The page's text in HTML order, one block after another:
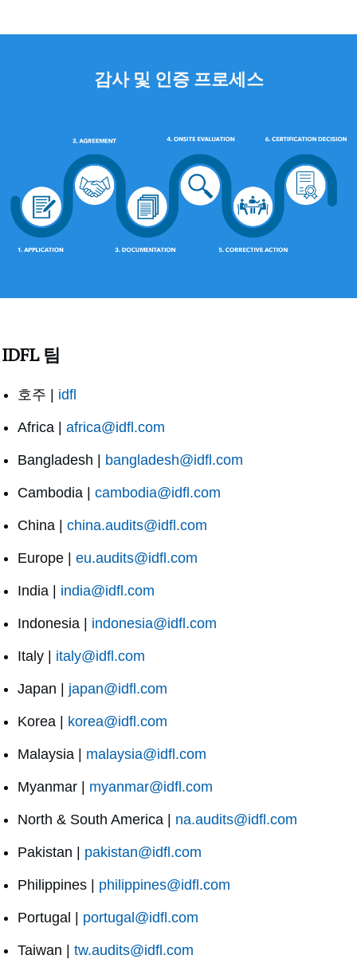
감사 및 인증 프로세스
IDFL 팀
호주 | idfl
Africa | africa@idfl.com
Bangladesh | bangladesh@idfl.com
Cambodia | cambodia@idfl.com
China | china.audits@idfl.com
Europe | eu.audits@idfl.com
India | india@idfl.com
Indonesia | indonesia@idfl.com
Italy | italy@idfl.com
Japan | japan@idfl.com
Korea | korea@idfl.com
Malaysia | malaysia@idfl.com
Myanmar | myanmar@idfl.com
North & South America | na.audits@idfl.com
Pakistan | pakistan@idfl.com
Philippines | philippines@idfl.com
Portugal | portugal@idfl.com
Taiwan | tw.audits@idfl.com